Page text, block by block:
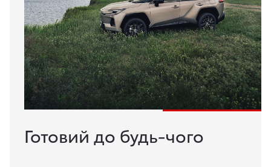
Готовий до будь-чого